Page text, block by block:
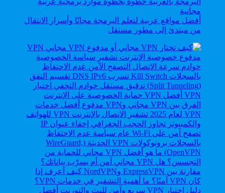
أفضل مواقع عربية لتعلم البرمجة مجانًا وأسرار الانتقال
من مبتدئ إلى مطور مستقل